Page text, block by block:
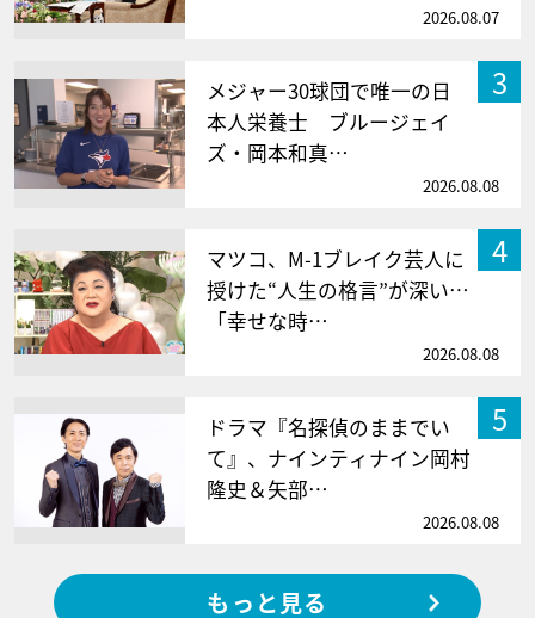
2026.08.07
3
メジャー30球団で唯一の日
本人栄養士 ブルージェイ
ズ・岡本和真…
2026.08.08
4
マツコ、M-1ブレイク芸人に
授けた“人生の格言”が深い…
「幸せな時…
2026.08.08
5
ドラマ『名探偵のままでい
て』、ナインティナイン岡村
隆史＆矢部…
2026.08.08
もっと見る